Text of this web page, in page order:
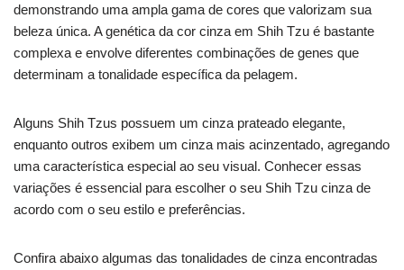
demonstrando uma ampla gama de cores que valorizam sua
beleza única. A genética da cor cinza em Shih Tzu é bastante
complexa e envolve diferentes combinações de genes que
determinam a tonalidade específica da pelagem.
Alguns Shih Tzus possuem um cinza prateado elegante,
enquanto outros exibem um cinza mais acinzentado, agregando
uma característica especial ao seu visual. Conhecer essas
variações é essencial para escolher o seu Shih Tzu cinza de
acordo com o seu estilo e preferências.
Confira abaixo algumas das tonalidades de cinza encontradas